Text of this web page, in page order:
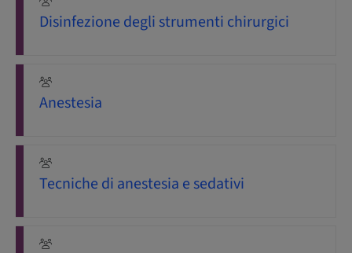
Disinfezione degli strumenti chirurgici
Anestesia
Tecniche di anestesia e sedativi